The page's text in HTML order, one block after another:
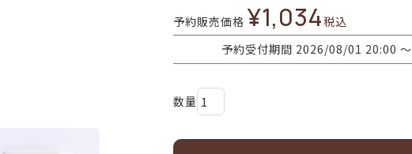
予約販売価格 ¥1,034税込
予約受付期間 2026/08/01 20:00 〜